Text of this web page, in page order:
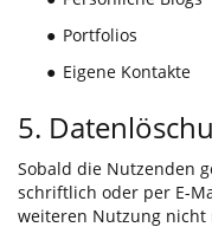
● Portfolios
● Eigene Kontakte
5.
Sobald die Nutzenden
schriftlich oder per E-
weiteren Nutzung